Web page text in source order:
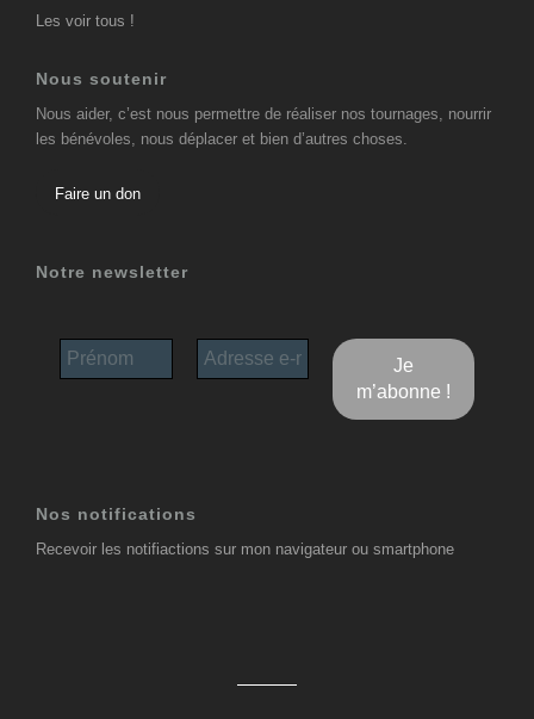
Les voir tous !
Nous soutenir
Nous aider, c’est nous permettre de réaliser nos tournages, nourrir
les bénévoles, nous déplacer et bien d’autres choses.
Faire un don
Notre newsletter
Nos notifications
Recevoir les notifiactions sur mon navigateur ou smartphone